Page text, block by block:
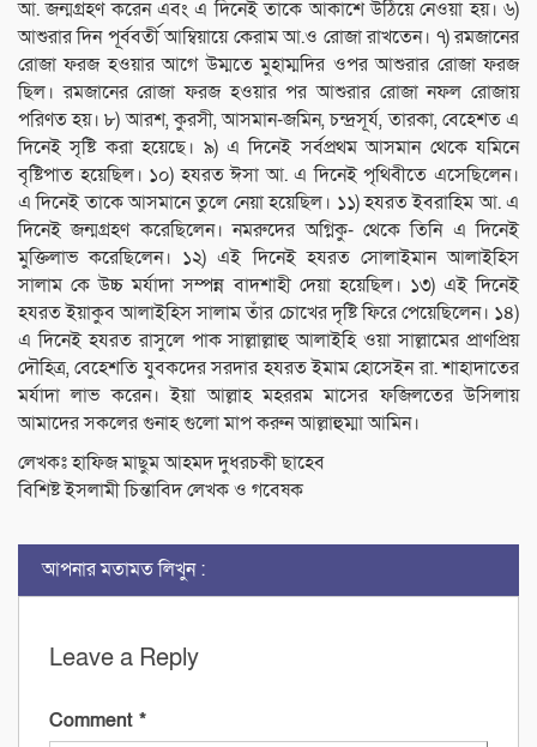
আ. জন্মগ্রহণ করেন এবং এ দিনেই তাকে আকাশে উঠিয়ে নেওয়া হয়। ৬)
আশুরার দিন পূর্ববর্তী আম্বিয়ায়ে কেরাম আ.ও রোজা রাখতেন। ৭) রমজানের
রোজা ফরজ হওয়ার আগে উম্মতে মুহাম্মদির ওপর আশুরার রোজা ফরজ
ছিল। রমজানের রোজা ফরজ হওয়ার পর আশুরার রোজা নফল রোজায়
পরিণত হয়। ৮) আরশ, কুরসী, আসমান-জমিন, চন্দ্রসূর্য, তারকা, বেহেশত এ
দিনেই সৃষ্টি করা হয়েছে। ৯) এ দিনেই সর্বপ্রথম আসমান থেকে যমিনে
বৃষ্টিপাত হয়েছিল। ১০) হযরত ঈসা আ. এ দিনেই পৃথিবীতে এসেছিলেন।
এ দিনেই তাকে আসমানে তুলে নেয়া হয়েছিল। ১১) হযরত ইবরাহিম আ. এ
দিনেই জন্মগ্রহণ করেছিলেন। নমরুদের অগ্নিকু- থেকে তিনি এ দিনেই
মুক্তিলাভ করেছিলেন। ১২) এই দিনেই হযরত সোলাইমান আলাইহিস
সালাম কে উচ্চ মর্যাদা সম্পন্ন বাদশাহী দেয়া হয়েছিল। ১৩) এই দিনেই
হযরত ইয়াকুব আলাইহিস সালাম তাঁর চোখের দৃষ্টি ফিরে পেয়েছিলেন। ১৪)
এ দিনেই হযরত রাসুলে পাক সাল্লাল্লাহু আলাইহি ওয়া সাল্লামের প্রাণপ্রিয়
দৌহিত্র, বেহেশতি যুবকদের সরদার হযরত ইমাম হোসেইন রা. শাহাদাতের
মর্যাদা লাভ করেন। ইয়া আল্লাহ মহররম মাসের ফজিলতের উসিলায়
আমাদের সকলের গুনাহ গুলো মাপ করুন আল্লাহুম্মা আমিন।
লেখকঃ হাফিজ মাছুম আহমদ দুধরচকী ছাহেব
বিশিষ্ট ইসলামী চিন্তাবিদ লেখক ও গবেষক
আপনার মতামত লিখুন :
Leave a Reply
Comment *